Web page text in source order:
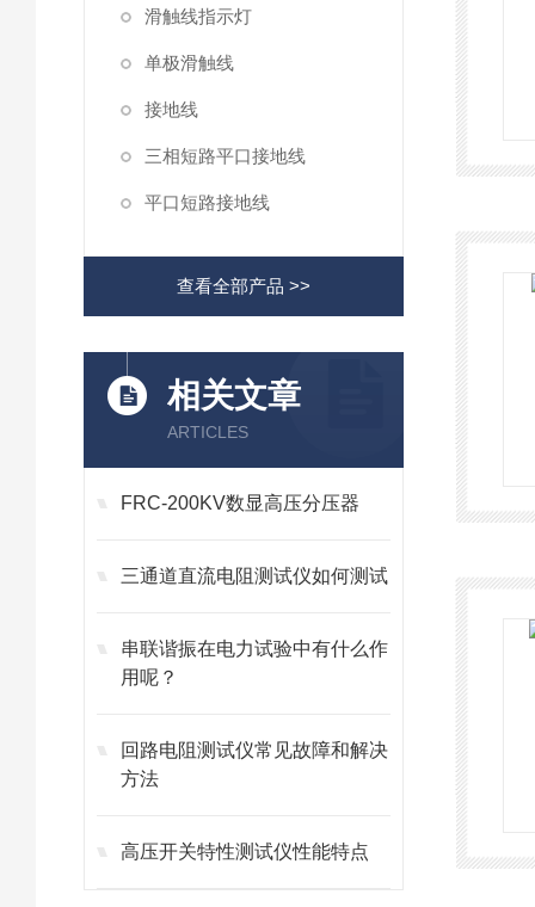
滑触线指示灯
单极滑触线
接地线
三相短路平口接地线
平口短路接地线
查看全部产品 >>
相关文章
ARTICLES
FRC-200KV数显高压分压器
三通道直流电阻测试仪如何测试
串联谐振在电力试验中有什么作
用呢？
回路电阻测试仪常见故障和解决
方法
高压开关特性测试仪性能特点